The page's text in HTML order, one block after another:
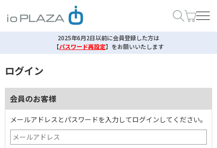
2025年6月2日以前に会員登録した方は
【パスワード再設定】 をお願いいたします
ログイン
会員のお客様
メールアドレスとパスワードを入力してログインしてください。